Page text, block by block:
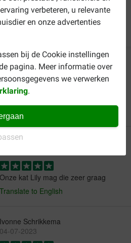
verbeteren, u relevante
en onze advertenties
bij de Cookie instellingen
pagina. Meer informatie over
we verwerken
.
Vera wartna
29-10-2024
Poezen zijn er gek op!
Freddy Bossuyt
Onze kat Lily mag die zeer graag
Translate to English
Ivonne Schrikkema
04-07-2023